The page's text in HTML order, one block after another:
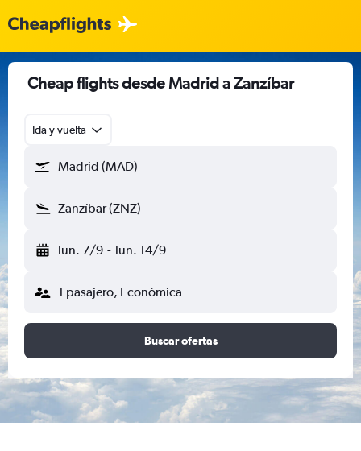
Cheap flights desde Madrid a Zanzíbar
Ida y vuelta
Madrid (MAD)
Zanzíbar (ZNZ)
lun. 7/9 - lun. 14/9
1 pasajero, Económica
Buscar ofertas